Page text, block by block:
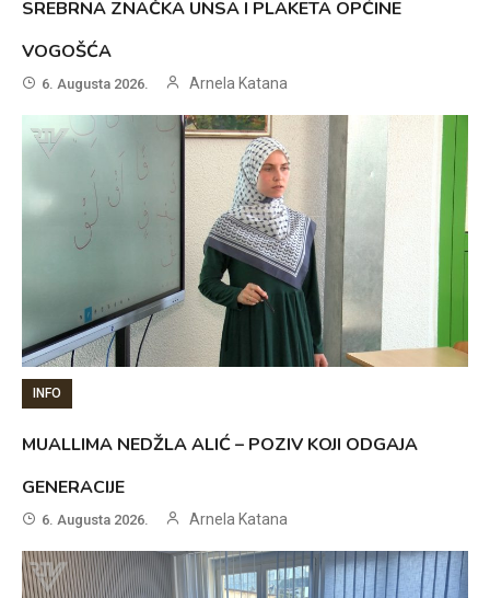
SREBRNA ZNAČKA UNSA I PLAKETA OPĆINE
VOGOŠĆA
6. Augusta 2026. Arnela Katana
INFO
MUALLIMA NEDŽLA ALIĆ – POZIV KOJI ODGAJA
GENERACIJE
6. Augusta 2026. Arnela Katana